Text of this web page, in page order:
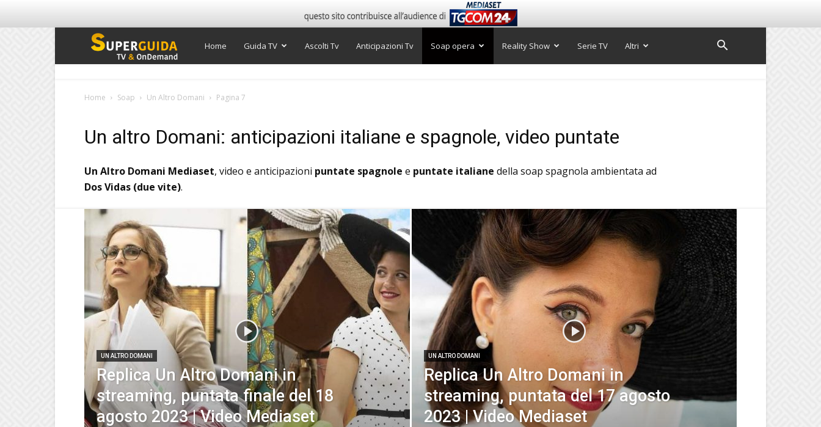
Super
Home Guida TV Ascolti Tv Anticipazioni Tv Soap opera Reality Show Serie TV Altri
Home Soap Un Altro Domani Pagina 7
Un altro Domani: anticipazioni italiane e spagnole, video puntate
Un Altro Domani Mediaset, video e anticipazioni puntate spagnole e puntate italiane della soap spagnola ambientata ad
Dos Vidas (due vite).
UN ALTRO DOMANI
Replica Un Altro Domani in
streaming, puntata finale del 18
agosto 2023 | Video Mediaset
UN ALTRO DOMANI
Replica Un Altro Domani in
streaming, puntata del 17 agosto
2023 | Video Mediaset